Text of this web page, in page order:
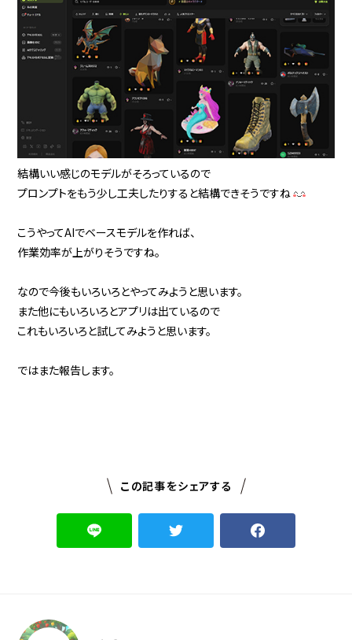
結構いい感じのモデルがそろっているので
プロンプトをもう少し工夫したりすると結構できそうですね
こうやってAIでベースモデルを作れば、
作業効率が上がりそうですね。
なので今後もいろいろとやってみようと思います。
また他にもいろいろとアプリは出ているので
これもいろいろと試してみようと思います。
ではまた報告します。
この記事をシェアする